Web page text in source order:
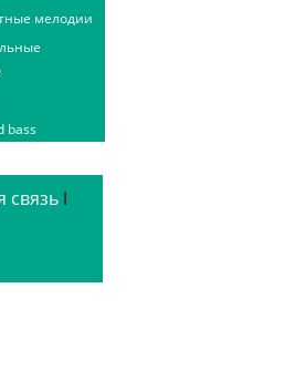
мелодии
bass
связь ǀ